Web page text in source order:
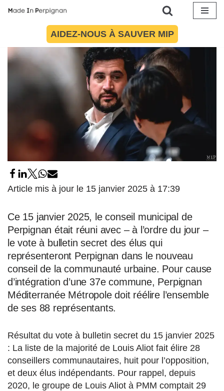
contenu
AIDEZ-NOUS À SAUVER MIP
Article mis à jour le 15 janvier 2025 à 17:39
Ce 15 janvier 2025, le conseil municipal de
Perpignan était réuni avec – à l’ordre du jour –
le vote à bulletin secret des élus qui
représenteront Perpignan dans le nouveau
conseil de la communauté urbaine. Pour cause
d’intégration d’une 37e commune, Perpignan
Méditerranée Métropole doit réélire l’ensemble
de ses 88 représentants.
Résultat du vote à bulletin secret du 15 janvier 2025
: La liste de la majorité de Louis Aliot fait élire 28
conseillers communautaires, huit pour l’opposition,
et deux élus indépendants. Pour rappel, depuis
2020, le groupe de Louis Aliot à PMM comptait 29